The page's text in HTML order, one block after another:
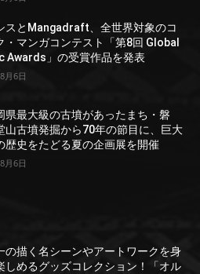
スとMangadraft、全世界対象のコ
・マンガコンテスト「第8回 Global
Awards」の受賞作品を発表
月6日
県最大級の古墳があったまち・磐
山古墳発掘から70年の節目に、巨大
歴史をたどる夏の企画展を開催
月6日
の描く名シーンやアートワークを身
しめるグッズコレクション！「オル